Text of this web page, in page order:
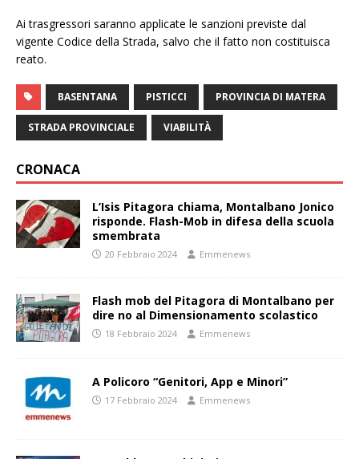
Ai trasgressori saranno applicate le sanzioni previste dal
vigente Codice della Strada, salvo che il fatto non costituisca
reato.
BASENTANA PISTICCI PROVINCIA DI MATERA
STRADA PROVINCIALE VIABILITÀ
CRONACA
L’Isis Pitagora chiama, Montalbano Jonico
risponde. Flash-Mob in difesa della scuola
smembrata
20 Febbraio 2024 Emmenews
Flash mob del Pitagora di Montalbano per
dire no al Dimensionamento scolastico
18 Febbraio 2024 Emmenews
A Policoro “Genitori, App e Minori”
17 Febbraio 2024 Emmenews